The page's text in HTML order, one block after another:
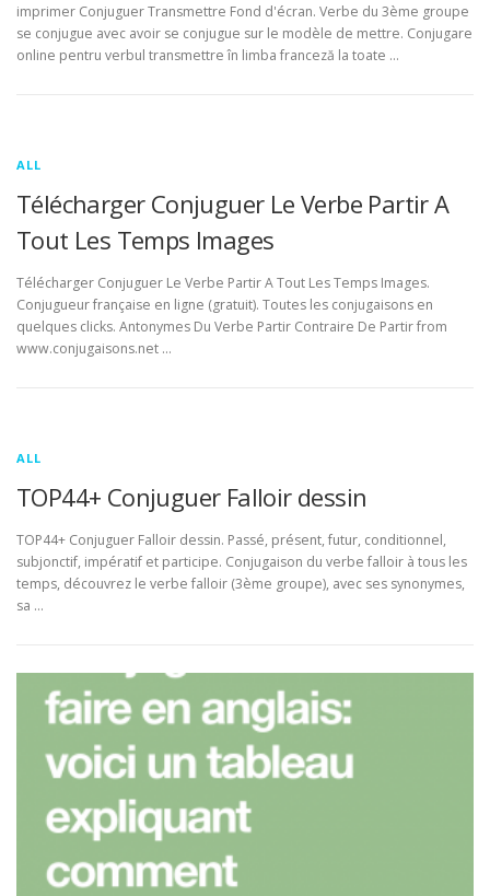
imprimer Conjuguer Transmettre Fond d'écran. Verbe du 3ème groupe
se conjugue avec avoir se conjugue sur le modèle de mettre. Conjugare
online pentru verbul transmettre în limba franceză la toate …
ALL
Télécharger Conjuguer Le Verbe Partir A
Tout Les Temps Images
Télécharger Conjuguer Le Verbe Partir A Tout Les Temps Images.
Conjugueur française en ligne (gratuit). Toutes les conjugaisons en
quelques clicks. Antonymes Du Verbe Partir Contraire De Partir from
www.conjugaisons.net …
ALL
TOP44+ Conjuguer Falloir dessin
TOP44+ Conjuguer Falloir dessin. Passé, présent, futur, conditionnel,
subjonctif, impératif et participe. Conjugaison du verbe falloir à tous les
temps, découvrez le verbe falloir (3ème groupe), avec ses synonymes,
sa …